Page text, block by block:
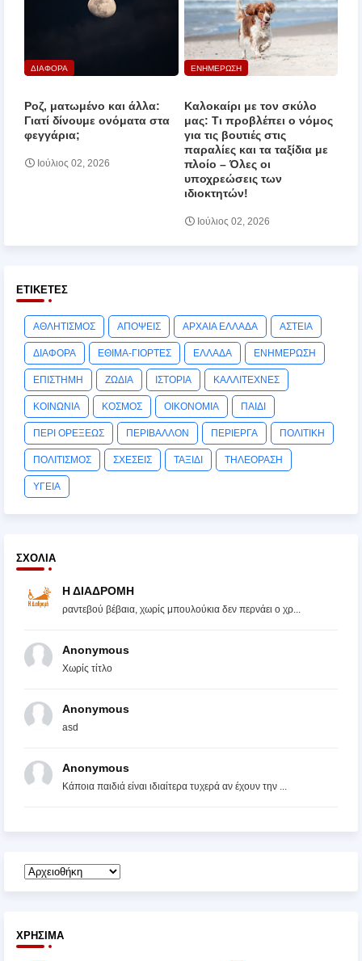
ΔΙΑΦΟΡΑ
Ροζ, ματωμένο και άλλα:
Γιατί δίνουμε ονόματα στα
φεγγάρια;
Ιούλιος 02, 2026
ΕΝΗΜΕΡΩΣΗ
Καλοκαίρι με τον σκύλο
μας: Τι προβλέπει ο νόμος
για τις βουτιές στις
παραλίες και τα ταξίδια με
πλοίο – Όλες οι
υποχρεώσεις των
ιδιοκτητών!
Ιούλιος 02, 2026
ΕΤΙΚΈΤΕΣ
ΑΘΛΗΤΙΣΜΟΣ ΑΠΟΨΕΙΣ ΑΡΧΑΙΑ ΕΛΛΑΔΑ ΑΣΤΕΙΑ
ΔΙΑΦΟΡΑ ΕΘΙΜΑ-ΓΙΟΡΤΕΣ ΕΛΛΑΔΑ ΕΝΗΜΕΡΩΣΗ
ΕΠΙΣΤΗΜΗ ΖΩΔΙΑ ΙΣΤΟΡΙΑ ΚΑΛΛΙΤΕΧΝΕΣ
ΚΟΙΝΩΝΙΑ ΚΟΣΜΟΣ ΟΙΚΟΝΟΜΙΑ ΠΑΙΔΙ
ΠΕΡΙ ΟΡΕΞΕΩΣ ΠΕΡΙΒΑΛΛΟΝ ΠΕΡΙΕΡΓΑ ΠΟΛΙΤΙΚΗ
ΠΟΛΙΤΙΣΜΟΣ ΣΧΕΣΕΙΣ ΤΑΞΙΔΙ ΤΗΛΕΟΡΑΣΗ
ΥΓΕΙΑ
ΣΧΌΛΙΑ
Η ΔΙΑΔΡΟΜΗ
ραντεβού βέβαια, χωρίς μπουλούκια δεν περνάει ο χρ...
Anonymous
Χωρίς τίτλο
Anonymous
asd
Anonymous
Κάποια παιδιά είναι ιδιαίτερα τυχερά αν έχουν την ...
ΧΡΉΣΙΜΑ